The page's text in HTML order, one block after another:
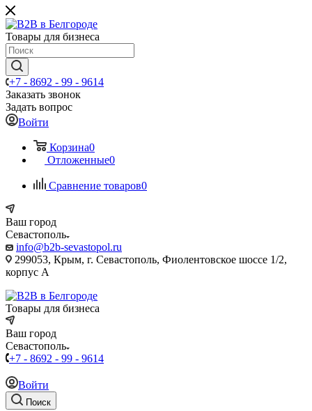
Товары для бизнеса
+7 - 8692 - 99 - 9614
Заказать звонок
Задать вопрос
Войти
Корзина0
Отложенные0
Сравнение товаров0
Ваш город
Севастополь
info@b2b-sevastopol.ru
299053, Крым, г. Севастополь, Фиолентовское шоссе 1/2,
корпус А
Товары для бизнеса
Ваш город
Севастополь
+7 - 8692 - 99 - 9614
Войти
Поиск